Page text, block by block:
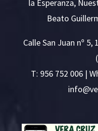
la Esperanza,
Beato
Calle San Juan nº
T: 956 752 006 |
v@ofn
i